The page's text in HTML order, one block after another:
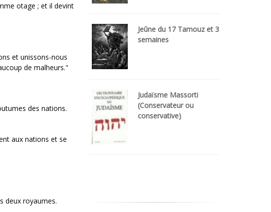
otage ; et il devint
et unissons-nous
de malheurs."
des nations.
aux nations et se
deux royaumes.
Jeûne du 17 Tamouz et 3
semaines
Judaïsme Massorti
(Conservateur ou
conservative)